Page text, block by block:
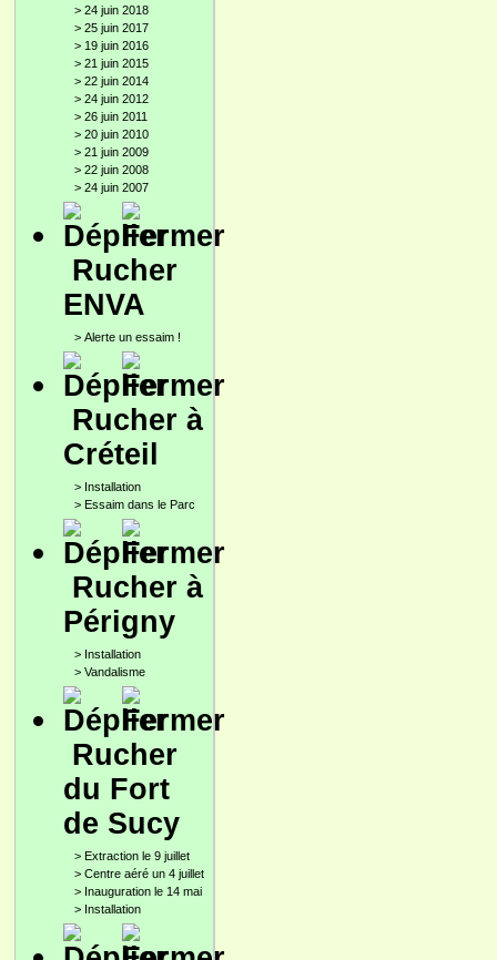
> 24 juin 2018
> 25 juin 2017
> 19 juin 2016
> 21 juin 2015
> 22 juin 2014
> 24 juin 2012
> 26 juin 2011
> 20 juin 2010
> 21 juin 2009
> 22 juin 2008
> 24 juin 2007
Rucher
ENVA
> Alerte un essaim !
Rucher à
Créteil
> Installation
> Essaim dans le Parc
Rucher à
Périgny
> Installation
> Vandalisme
Rucher
du Fort
de Sucy
> Extraction le 9 juillet
> Centre aéré un 4 juillet
> Inauguration le 14 mai
> Installation